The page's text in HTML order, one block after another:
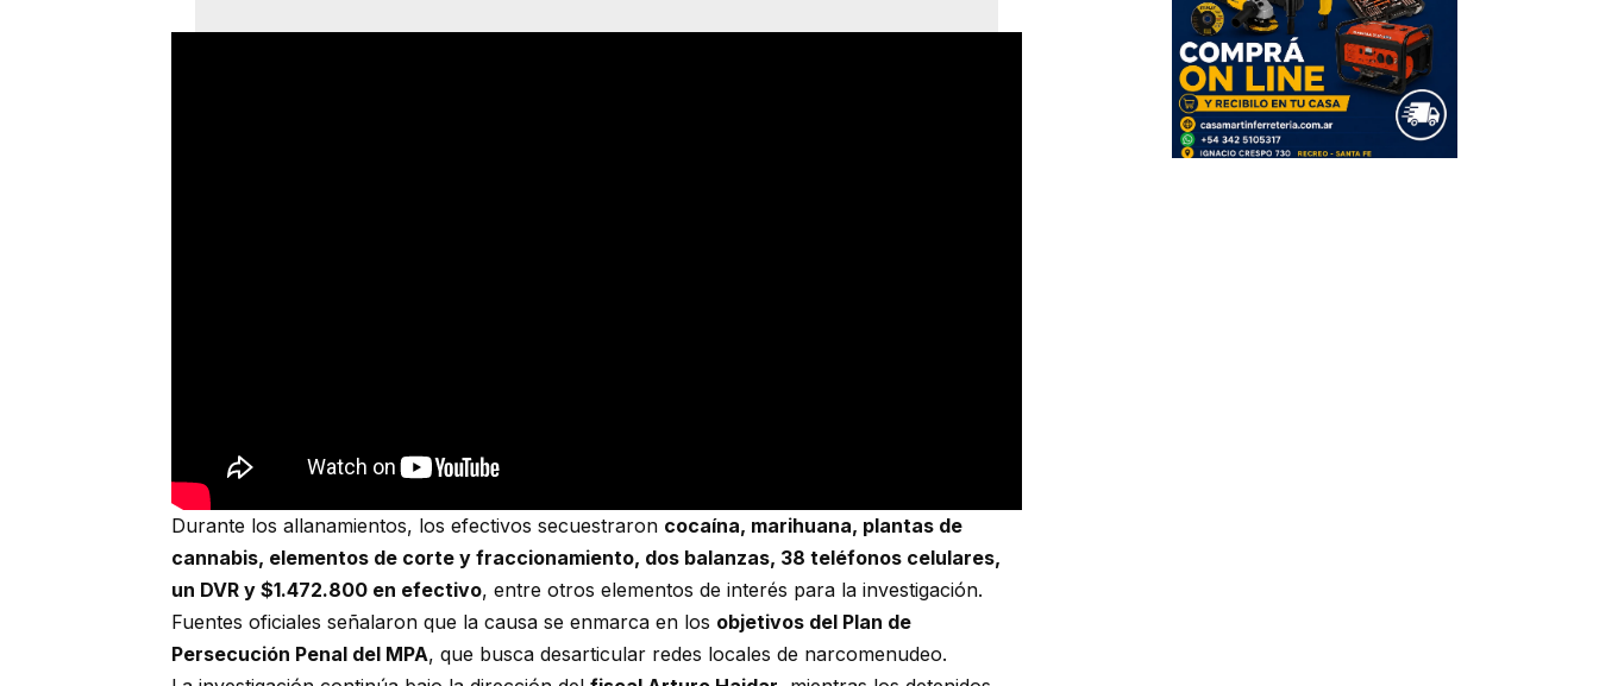
Durante los allanamientos, los efectivos secuestraron cocaína, marihuana, plantas de
cannabis, elementos de corte y fraccionamiento, dos balanzas, 38 teléfonos celulares,
un DVR y $1.472.800 en efectivo, entre otros elementos de interés para la investigación.
Fuentes oficiales señalaron que la causa se enmarca en los objetivos del Plan de
Persecución Penal del MPA, que busca desarticular redes locales de narcomenudeo.